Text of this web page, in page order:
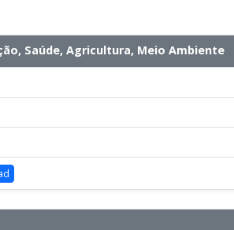
Saúde, Agricultura, Meio Ambiente